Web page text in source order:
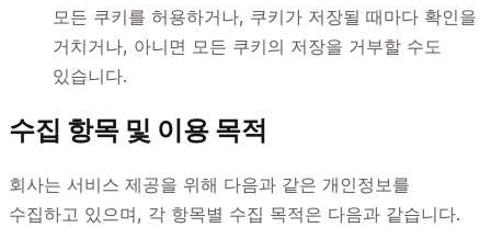
모든 쿠키를 허용하거나, 쿠키가 저장될 때마다 확인을
거치거나, 아니면 모든 쿠키의 저장을 거부할 수도
있습니다.
수집 항목 및 이용 목적
회사는 서비스 제공을 위해 다음과 같은 개인정보를
수집하고 있으며, 각 항목별 수집 목적은 다음과 같습니다.